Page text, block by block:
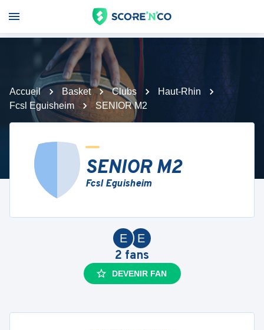
Accueil Basket Clubs
Haut-Rhin
Fcsl Eguisheim
SENIOR M2
SENIOR M2
Fcsl Eguisheim
E
E
2 fans
DEVENIR FAN